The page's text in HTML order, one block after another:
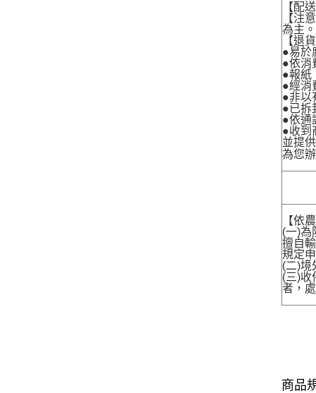
【配
【注
為主。
【退
●易於
●依消
●報紙
●經消
●非以
●已拆
●依通
●收到
並提
為您
【依
(一)為
擅自
規定
(二)境
(三)收
者，
商品